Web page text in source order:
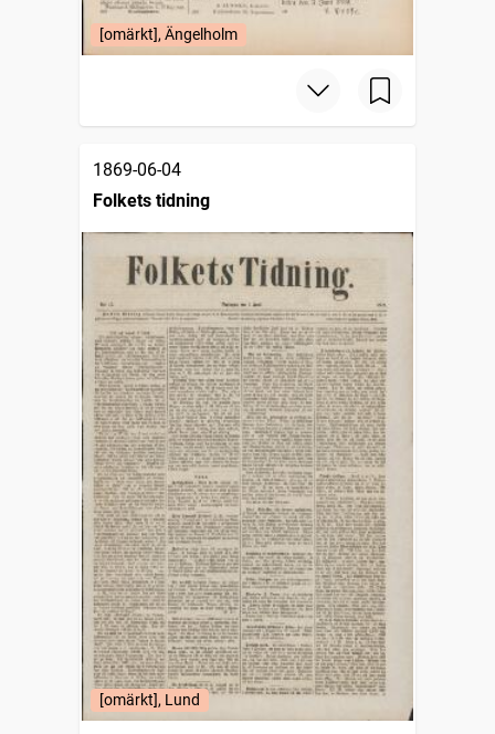
[omärkt], Ängelholm
1869-06-04
Folkets tidning
[omärkt], Lund